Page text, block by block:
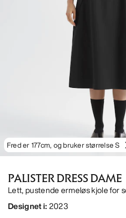
Fred er 177cm, og bruker størrelse S
PALISTER DRESS DAME
Lett, pustende ermeløs kjole for
Designet i: 2023